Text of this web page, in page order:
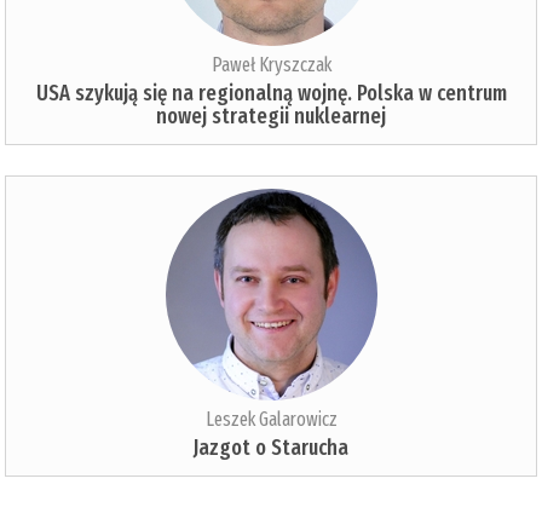
Paweł Kryszczak
USA szykują się na regionalną wojnę. Polska w centrum
nowej strategii nuklearnej
Leszek Galarowicz
Jazgot o Starucha